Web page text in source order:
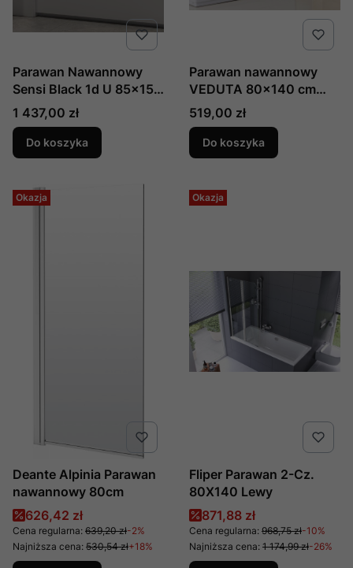
Parawan Nawannowy
Sensi Black 1d U 85x150
Czyste 5mm Active
Shield 2.0 , Producent:
New Trendy, Numer Kat:
P-0045
Cena
1 437,00 zł
Do koszyka
Parawan nawannowy
VEDUTA 80x140 cm
Cena
519,00 zł
Do koszyka
Okazja
Deante Alpinia Parawan
nawannowy 80cm
Cena promocyjna
626,42 zł
Cena regularna: 639,20 zł-2%
Najniższa cena: 530,54 zł+18%
Okazja
Fliper Parawan 2-Cz.
80X140 Lewy
Cena promocyjna
871,88 zł
Cena regularna: 968,75 zł-10%
Najniższa cena: 1 174,99 zł-26%